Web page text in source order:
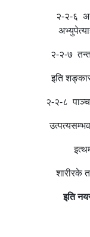
२-२-६ अथ
२-२-७
इति
२-२-८
शारीरके
इति